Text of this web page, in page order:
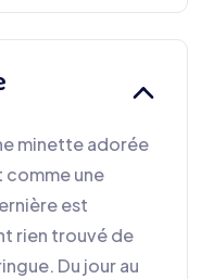
minette adorée
comme une
est
rien trouvé de
Du jour au